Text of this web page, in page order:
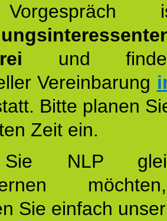
und
Vereinbarung
Bitte planen
Zeit ein.
NLP
Sie einfach unser